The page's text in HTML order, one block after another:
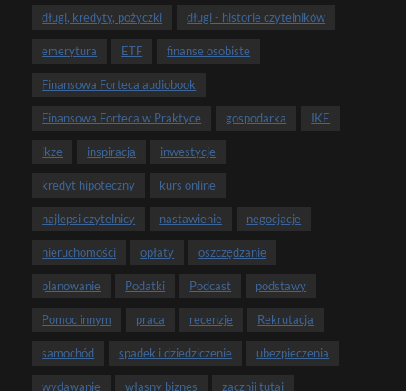
długi, kredyty, pożyczki długi - historie czytelników
emerytura ETF finanse osobiste
Finansowa Forteca audiobook
Finansowa Forteca w Praktyce gospodarka IKE
ikze inspiracja inwestycje
kredyt hipoteczny kurs online
najlepsi czytelnicy nastawienie negocjacje
nieruchomości opłaty oszczędzanie
planowanie Podatki Podcast podstawy
Pomoc innym praca recenzje Rekrutacja
samochód spadek i dziedziczenie ubezpieczenia
wydawanie własny biznes zacznij tutaj